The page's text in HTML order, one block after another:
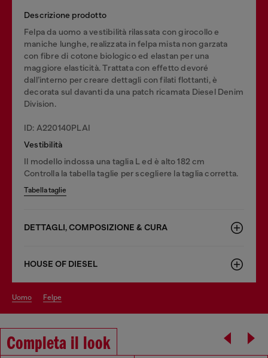
Descrizione prodotto
Felpa da uomo a vestibilità rilassata con girocollo e
maniche lunghe, realizzata in felpa mista non garzata
con fibre di cotone biologico ed elastan per una
maggiore elasticità. Trattata con effetto devoré
dall’interno per creare dettagli con filati flottanti, è
decorata sul davanti da una patch ricamata Diesel Denim
Division.
ID: A220140PLAI
Vestibilità
Il modello indossa una taglia L ed è alto 182 cm
Controlla la tabella taglie per scegliere la taglia corretta.
Tabella taglie
DETTAGLI, COMPOSIZIONE & CURA
HOUSE OF DIESEL
uomo felpe
Completa il look